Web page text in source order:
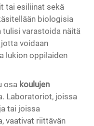
tai esiliinat sekä
biologisia
tulisi varastoida näitä
voidaan
lukion oppilaiden
osa koulujen
Laboratoriot, joissa
tai joissa
vaativat riittävän